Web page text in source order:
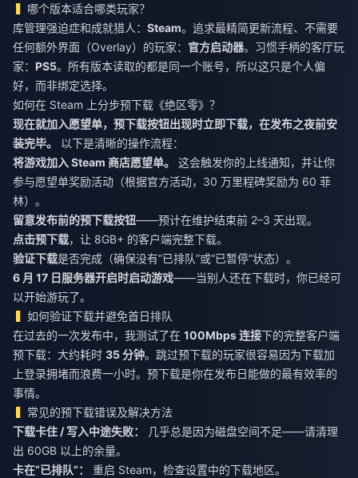
哪个版本适合哪类玩家？
库管理强迫症和成就猎人： Steam。追求最精简更新流程、不需要
任何额外界面（Overlay）的玩家： 官方启动器。习惯手柄的客厅玩
家： PS5。所有版本读取的都是同一个账号，所以这只是个人偏
好，而非绑定选择。
如何在 Steam 上分步预下载《绝区零》？
现在就加入愿望单，预下载按钮出现时立即下载，在发布之夜前安
装完毕。
以下是清晰的操作流程：
将游戏加入 Steam 商店愿望单。
这会触发你的上线通知，并让你
参与愿望单奖励活动（根据官方活动，30 万里程碑奖励为 60 菲
林）。
留意发布前的预下载按钮——预计在维护结束前 2–3 天出现。
点击预下载，让 8GB+ 的客户端完整下载。
验证下载是否完成（确保没有“已排队”或“已暂停”状态）。
6 月 17 日服务器开启时启动游戏——当别人还在下载时，你已经可
以开始游玩了。
如何验证下载并避免首日排队
在过去的一次发布中，我测试了在 100Mbps 连接下的完整客户端
预下载：大约耗时 35 分钟。跳过预下载的玩家很容易因为下载加
上登录拥堵而浪费一小时。预下载是你在发布日能做的最有效率的
事情。
常见的预下载错误及解决方法
下载卡住 / 写入中途失败：
几乎总是因为磁盘空间不足——请清理
出 60GB 以上的余量。
卡在“已排队”：
重启 Steam，检查设置中的下载地区。